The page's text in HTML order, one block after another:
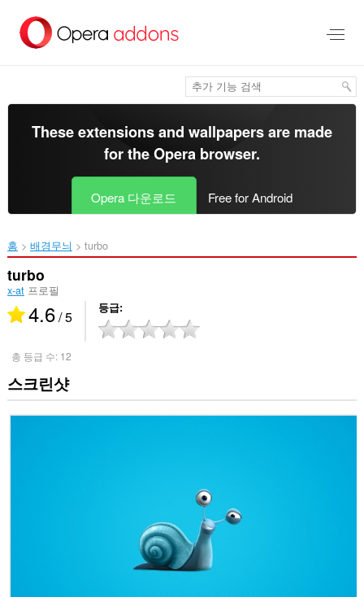
건
These extensions and wallpapers are made
for theOpera browser.
Opera 다운로드 Free for Android
홈 배경무늬 turbo‎
turbo
x-at프로필
4.6/ 5 등급
총 등급 수: 12
스크린샷